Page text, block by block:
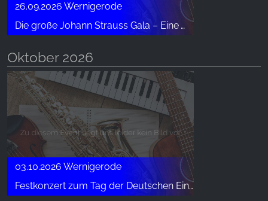
26.09.2026 Wernigerode
Die große Johann Strauss Gala – Eine Wiener Operetten Revue mit Solisten, Ballett und Moderation
Oktober 2026
03.10.2026 Wernigerode
Festkonzert zum Tag der Deutschen Einheit